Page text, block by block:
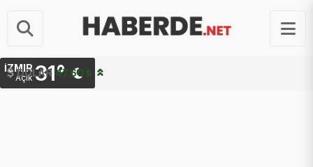
DOLAR
EURO 54.98 ₺
İZMIR
Açık 31°